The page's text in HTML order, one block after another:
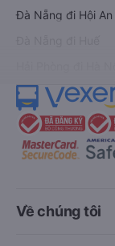
Đà Nẵng đi Hội An
Về chúng tôi